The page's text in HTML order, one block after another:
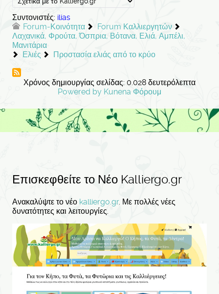
Συντονιστές: ilias
Forum-Κοινότητα
Forum Καλλιεργητών
Λαχανικά, Φρούτα, Όσπρια, Βότανα, Ελιά, Αμπέλι,
Μανιτάρια
Ελιές
Προστασία ελιάς από το κρύο
Χρόνος δημιουργίας σελίδας: 0.028 δευτερόλεπτα
Powered by Kunena Φόρουμ
Επισκεφθείτε το Νέο Kalliergo.gr
Ανακαλύψτε το νέο kalliergo.gr. Με πολλές νέες
δυνατότητες και λειτουργίες.